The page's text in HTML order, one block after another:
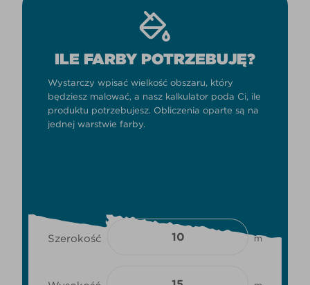
ILE FARBY POTRZEBUJĘ?
Wystarczy wpisać wielkość obszaru, który
będziesz malować, a nasz kalkulator poda Ci, ile
produktu potrzebujesz. Obliczenia oparte są na
jednej warstwie farby.
Szerokość m